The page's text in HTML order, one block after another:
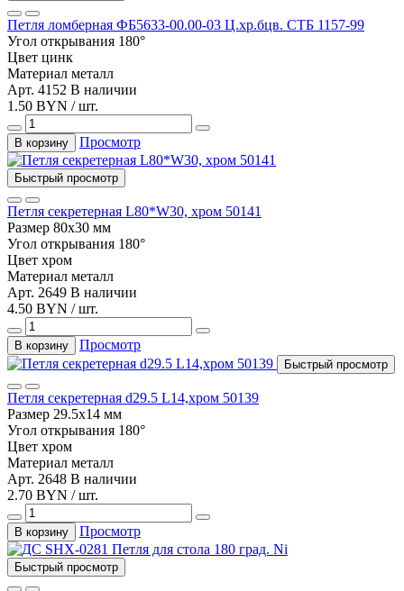
Петля ломберная ФБ5633-00.00-03 Ц.хр.бцв. СТБ 1157-99
Угол открывания 180°
Цвет цинк
Материал металл
Арт. 4152 В наличии
1.50 BYN / шт.
В корзину Просмотр
Быстрый просмотр
Петля секретерная L80*W30, хром 50141
Размер 80x30 мм
Угол открывания 180°
Цвет хром
Материал металл
Арт. 2649 В наличии
4.50 BYN / шт.
В корзину Просмотр
Быстрый просмотр
Петля секретерная d29.5 L14,хром 50139
Размер 29.5x14 мм
Угол открывания 180°
Цвет хром
Материал металл
Арт. 2648 В наличии
2.70 BYN / шт.
В корзину Просмотр
Быстрый просмотр